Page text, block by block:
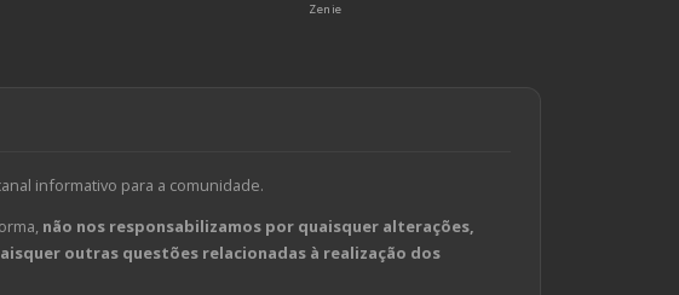
Zenie
informativo para a comunidade.
não nos responsabilizamos por quaisquer alterações,
outras questões relacionadas à realização dos